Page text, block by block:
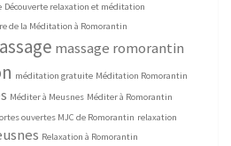
Découverte relaxation et méditation
de la Méditation à Romorantin
massage romorantin
méditation gratuite Méditation Romorantin
Méditer à Meusnes Méditer à Romorantin
ouvertes MJC de Romorantin relaxation
Relaxation à Romorantin